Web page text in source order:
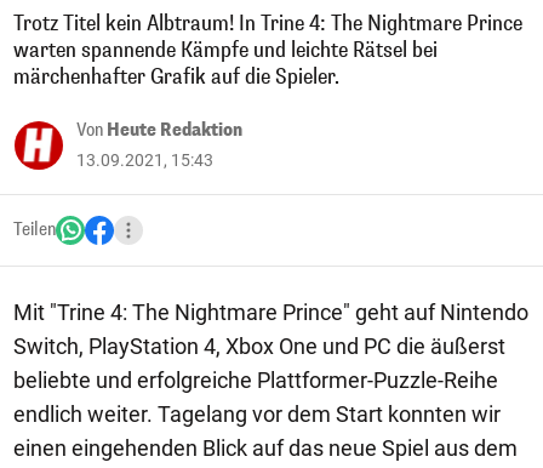
Trotz Titel kein Albtraum! In Trine 4: The Nightmare Prince
warten spannende Kämpfe und leichte Rätsel bei
märchenhafter Grafik auf die Spieler.
Von Heute Redaktion
13.09.2021, 15:43
Teilen
Mit "Trine 4: The Nightmare Prince" geht auf Nintendo
Switch, PlayStation 4, Xbox One und PC die äußerst
beliebte und erfolgreiche Plattformer-Puzzle-Reihe
endlich weiter. Tagelang vor dem Start konnten wir
einen eingehenden Blick auf das neue Spiel aus dem